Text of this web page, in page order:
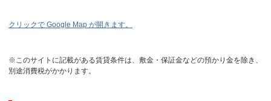
クリックで Google Map が開きます。
※このサイトに記載がある賃貸条件は、敷金・保証金などの預かり金を除き、
別途消費税がかかります。